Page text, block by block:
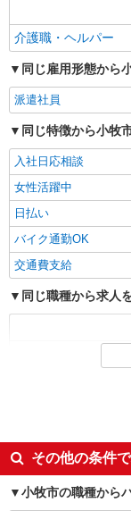
株式会社ニッソーネ
キープ
介護職・ヘルパー
同じ雇用形態から
派遣社員
同じ特徴から小牧
入社日応相談
女性活躍中
日払い
バイク通勤OK
交通費支給
同じ職種から求人
交通費支給
その他の条件
小牧市の職種から